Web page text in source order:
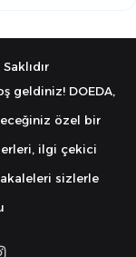
geldiniz! DOEDA,
özel bir
ilgi çekici
sizlerle
Instagram